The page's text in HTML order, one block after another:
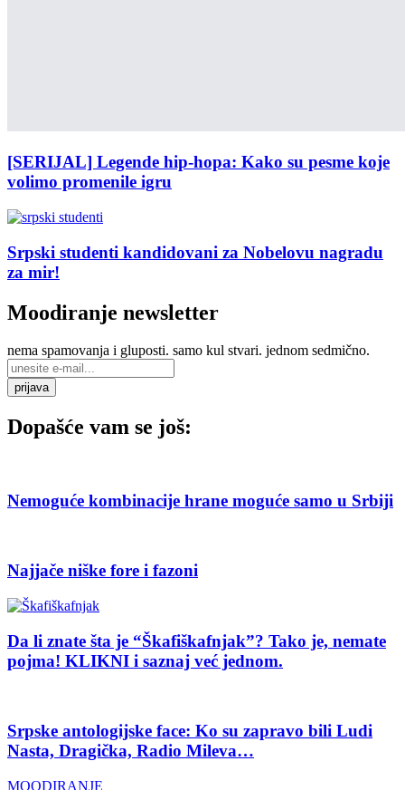
[SERIJAL] Legende hip-hopa: Kako su pesme koje
volimo promenile igru
Srpski studenti kandidovani za Nobelovu nagradu
za mir!
Moodiranje newsletter
nema spamovanja i gluposti. samo kul stvari. jednom sedmično.
prijava
Dopašće vam se još:
Nemoguće kombinacije hrane moguće samo u Srbiji
Najjače niške fore i fazoni
Da li znate šta je “Škafiškafnjak”? Tako je, nemate
pojma! KLIKNI i saznaj već jednom.
Srpske antologijske face: Ko su zapravo bili Ludi
Nasta, Dragička, Radio Mileva…
MOODIRANJE